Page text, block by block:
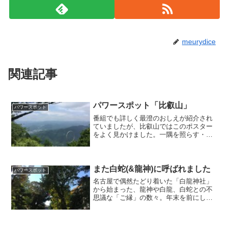
meurydice
関連記事
パワースポット パワースポット「比叡山」
番組でも詳しく最澄のおしえが紹介され
ていましたが、比叡山ではこのポスター
をよく見かけました。一隅を照らす・・
問わず、本質的なことは一つであること
を、改めて実感しました。
パワースポット また白蛇(&龍神)に呼ばれました
名古屋で偶然たどり着いた「白龍神社」
から始まった、龍神や白龍、白蛇との不
思議な「ご縁」の数々。年末を前にして